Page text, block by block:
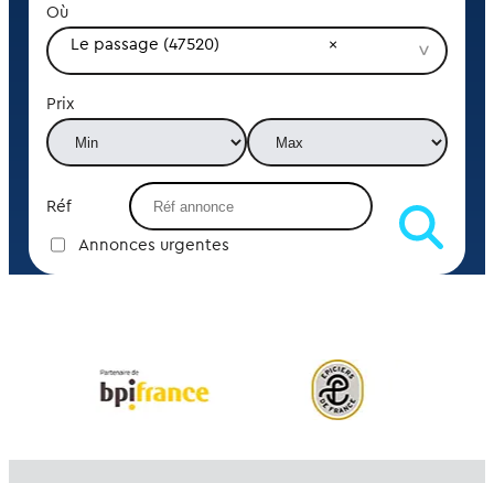
Où
Le passage (47520)
Prix
Réf
Annonces urgentes